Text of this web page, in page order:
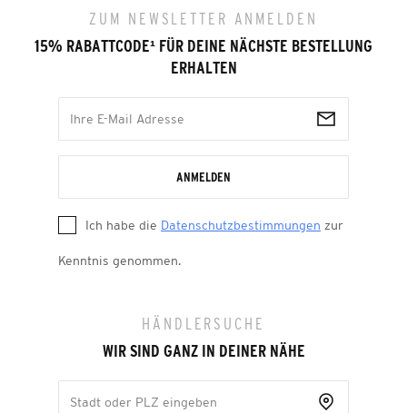
ZUM NEWSLETTER ANMELDEN
15% RABATTCODE¹ FÜR DEINE NÄCHSTE BESTELLUNG
ERHALTEN
ANMELDEN
Ich habe die Datenschutzbestimmungen zur
Kenntnis genommen.
HÄNDLERSUCHE
WIR SIND GANZ IN DEINER NÄHE